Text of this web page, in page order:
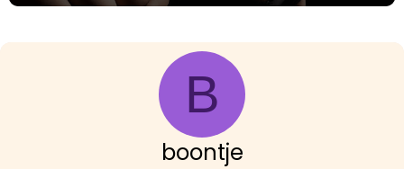
B
boontje